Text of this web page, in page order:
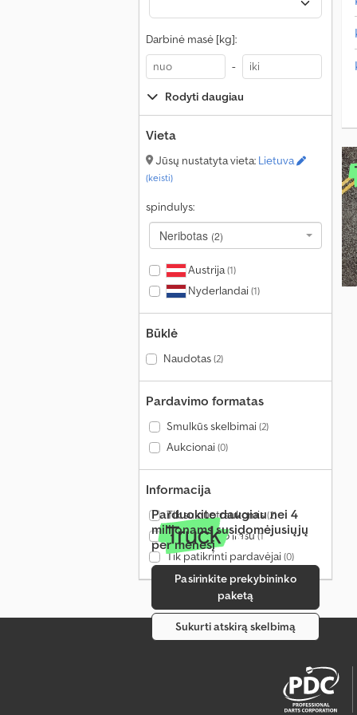
Darbinė masė [kg]:
-
Rodyti daugiau
Vieta
Jūsų nustatyta vieta: Lietuva
(keisti)
spindulys:
Neribotas (2)
Austrija(1)
Nyderlandai(1)
Būklė
Naudotas(2)
Pardavimo formatas
Smulkūs skelbimai(2)
Aukcionai(0)
Informacija
Tik su nuotraukomis(2)
Tik su vaizdo įrašu(1)
Tik patikrinti pardavėjai(0)
Parduokite daugiau nei 4
milijonams susidomėjusiųjų
per mėnesį
Pasirinkite prekybininko
paketą
Sukurti atskirą skelbimą